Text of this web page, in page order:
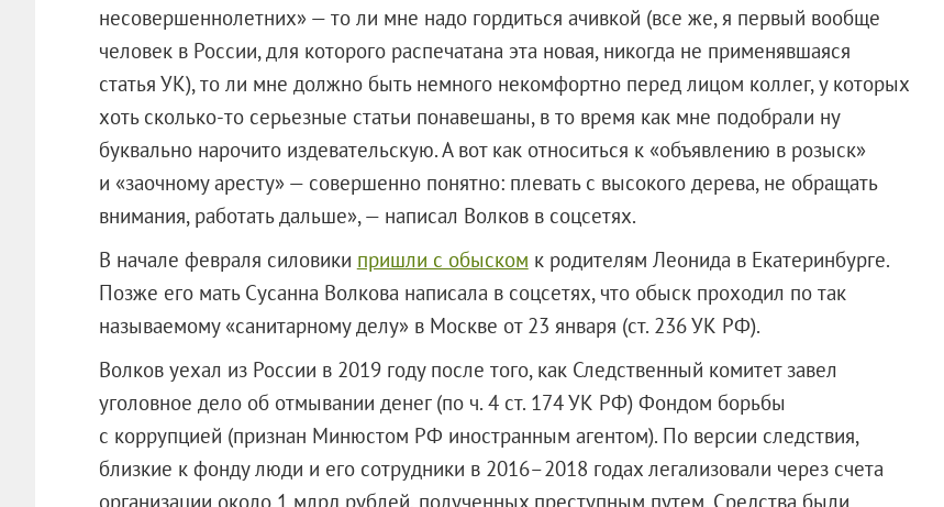
несовершеннолетних» — то ли мне надо гордиться ачивкой (все же, я первый вообще
человек в России, для которого распечатана эта новая, никогда не применявшаяся
статья УК), то ли мне должно быть немного некомфортно перед лицом коллег, у которых
хоть сколько-то серьезные статьи понавешаны, в то время как мне подобрали ну
буквально нарочито издевательскую. А вот как относиться к «объявлению в розыск»
и «заочному аресту» — совершенно понятно: плевать с высокого дерева, не обращать
внимания, работать дальше», — написал Волков в соцсетях.
В начале февраля силовики пришли с обыском к родителям Леонида в Екатеринбурге.
Позже его мать Сусанна Волкова написала в соцсетях, что обыск проходил по так
называемому «санитарному делу» в Москве от 23 января (ст. 236 УК РФ).
Волков уехал из России в 2019 году после того, как Следственный комитет завел
уголовное дело об отмывании денег (по ч. 4 ст. 174 УК РФ) Фондом борьбы
с коррупцией (признан Минюстом РФ иностранным агентом). По версии следствия,
близкие к фонду люди и его сотрудники в 2016–2018 годах легализовали через счета
организации около 1 млрд рублей, полученных преступным путем. Средства были